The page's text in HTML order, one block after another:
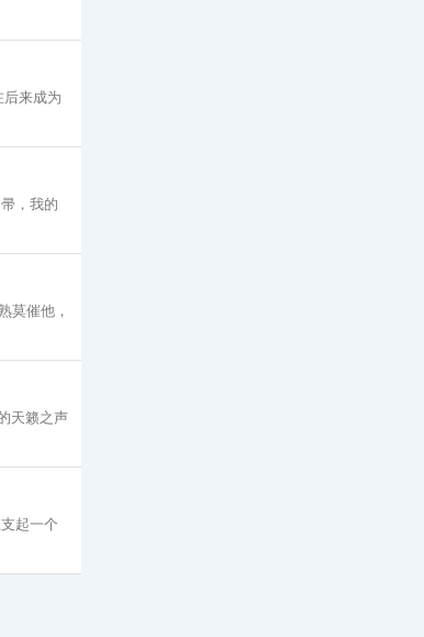
来成为
，我的
莫催他，
天籁之声
起一个